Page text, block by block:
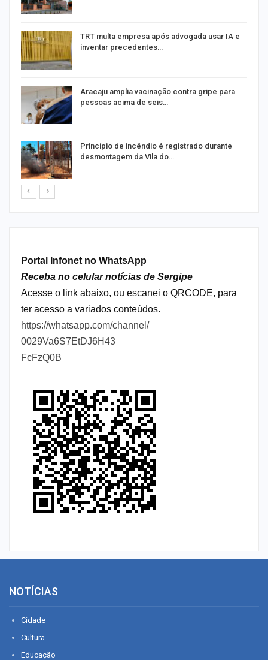
TRT multa empresa após advogada usar IA e
inventar precedentes…
Aracaju amplia vacinação contra gripe para
pessoas acima de seis…
Princípio de incêndio é registrado durante
desmontagem da Vila do…
----
Portal Infonet no WhatsApp
Receba no celular notícias de Sergipe
Acesse o link abaixo, ou escanei o QRCODE, para
ter acesso a variados conteúdos.
https://whatsapp.com/channel/
0029Va6S7EtDJ6H43
FcFzQ0B
NOTÍCIAS
Cidade
Cultura
Educação